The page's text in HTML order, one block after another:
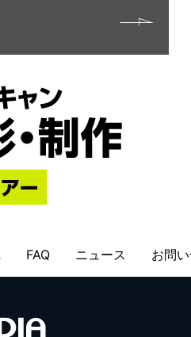
FAQ ニュース お問